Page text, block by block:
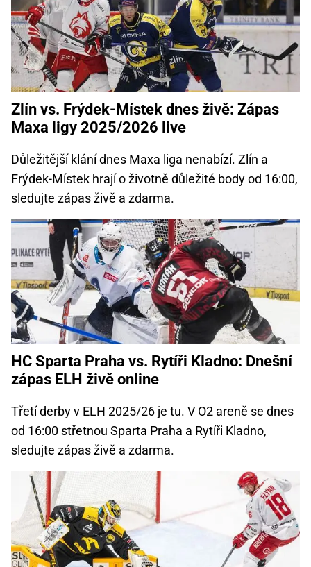
Zlín vs. Frýdek-Místek dnes živě: Zápas
Maxa ligy 2025/2026 live
Důležitější klání dnes Maxa liga nenabízí. Zlín a
Frýdek-Místek hrají o životně důležité body od 16:00,
sledujte zápas živě a zdarma.
HC Sparta Praha vs. Rytíři Kladno: Dnešní
zápas ELH živě online
Třetí derby v ELH 2025/26 je tu. V O2 areně se dnes
od 16:00 střetnou Sparta Praha a Rytíři Kladno,
sledujte zápas živě a zdarma.